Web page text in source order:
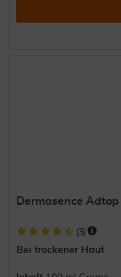
Dermasence
(3)
Bei trockener Haut